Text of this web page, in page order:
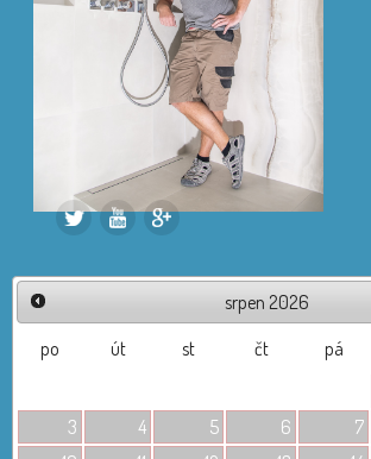
. . .
srpen 2026
po
út st čt pá
3
4 5 6 7